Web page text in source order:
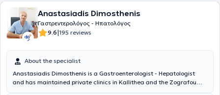
Anastasiadis Dimosthenis
Γαστρεντερολόγος - Ηπατολόγος
9.6|195 reviews
About the specialist
Anastasiadis Dimosthenis is a Gastroenterologist - Hepatologist
and has maintained private clinics in Kallithea and the Zografou